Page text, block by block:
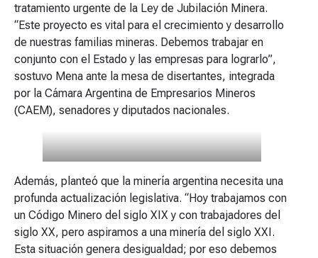
tratamiento urgente de la Ley de Jubilación Minera.
“Este proyecto es vital para el crecimiento y desarrollo
de nuestras familias mineras. Debemos trabajar en
conjunto con el Estado y las empresas para lograrlo”,
sostuvo Mena ante la mesa de disertantes, integrada
por la Cámara Argentina de Empresarios Mineros
(CAEM), senadores y diputados nacionales.
Además, planteó que la minería argentina necesita una
profunda actualización legislativa. “Hoy trabajamos con
un Código Minero del siglo XIX y con trabajadores del
siglo XX, pero aspiramos a una minería del siglo XXI.
Esta situación genera desigualdad; por eso debemos